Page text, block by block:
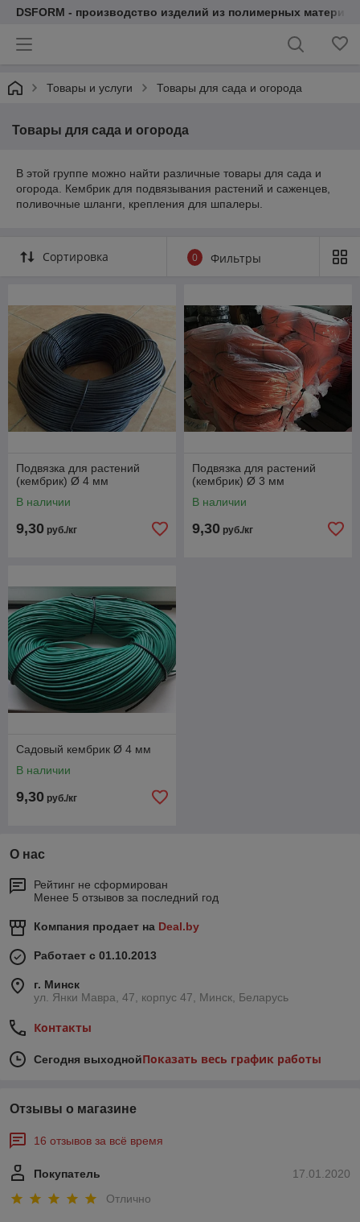
DSFORM - производство изделий из полимерных
Товары и услуги Товары для сада и огорода
Товары для сада и огорода
В этой группе можно найти различные товары для сада и
огорода. Кембрик для подвязывания растений и саженцев,
поливочные шланги, крепления для шпалеры.
Сортировка 0 Фильтры
Подвязка для растений
(кембрик) Ø 4 мм
В наличии
9,30 руб./кг
Подвязка для растений
(кембрик) Ø 3 мм
В наличии
9,30 руб./кг
Садовый кембрик Ø 4 мм
В наличии
9,30 руб./кг
О нас
Рейтинг не сформирован
Менее 5 отзывов за последний год
Компания продает на Deal.by
Работает с 01.10.2013
г. Минск
ул. Янки Мавра, 47, корпус 47, Минск, Беларусь
Контакты
Сегодня выходнойПоказать весь график работы
Отзывы о магазине
16 отзывов за всё время
17.01.2020
Покупатель
Отлично